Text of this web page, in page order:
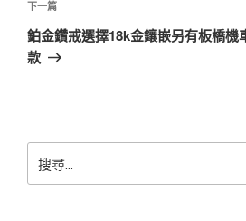
章
下
一
篇
下一篇
鉑金鑽戒選擇18k金鑲嵌另有板橋機
款
尋